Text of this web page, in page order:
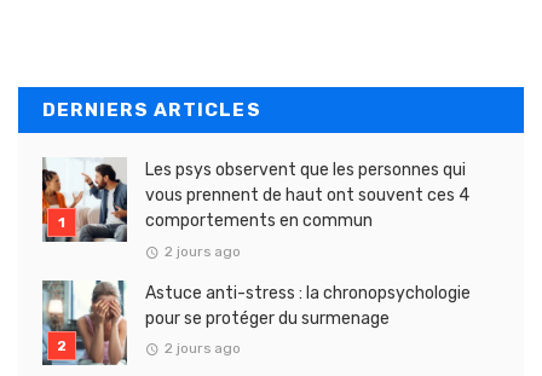
DERNIERS ARTICLES
Les psys observent que les personnes qui
vous prennent de haut ont souvent ces 4
comportements en commun
2 jours ago
Astuce anti-stress : la chronopsychologie
pour se protéger du surmenage
2 jours ago